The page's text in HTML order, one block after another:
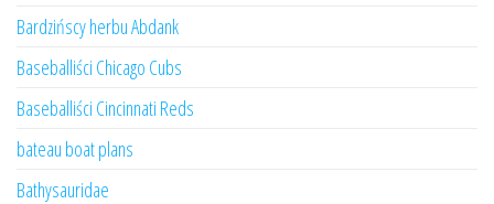
Bardzińscy herbu Abdank
Baseballiści Chicago Cubs
Baseballiści Cincinnati Reds
bateau boat plans
Bathysauridae